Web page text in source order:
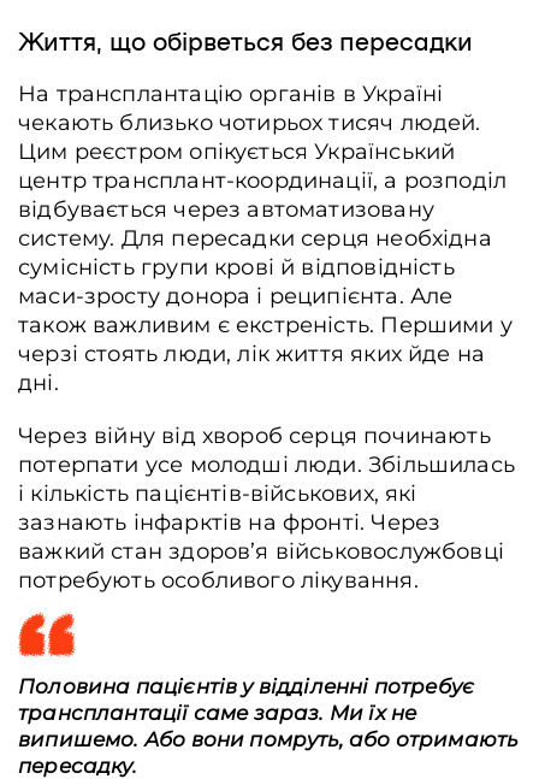
Життя, що обірветься без пересадки
На трансплантацію органів в Україні
чекають близько чотирьох тисяч людей.
Цим реєстром опікується Український
центр трансплант-координації, а розподіл
відбувається через автоматизовану
систему. Для пересадки серця необхідна
сумісність групи крові й відповідність
маси-зросту донора і реципієнта. Але
також важливим є екстреність. Першими у
черзі стоять люди, лік життя яких йде на
дні.
Через війну від хвороб серця починають
потерпати усе молодші люди. Збільшилась
і кількість пацієнтів-військових, які
зазнають інфарктів на фронті. Через
важкий стан здоров’я військовослужбовці
потребують особливого лікування.
Половина пацієнтів у відділенні потребує
трансплантації саме зараз. Ми їх не
випишемо. Або вони помруть, або отримають
пересадку.